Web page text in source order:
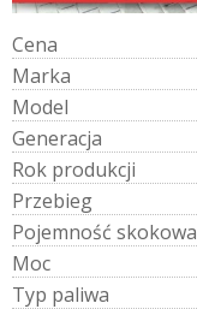
Cena
Marka
Model
Generacja
Rok produkcji
Przebieg
Pojemność skokowa
Moc
Typ paliwa